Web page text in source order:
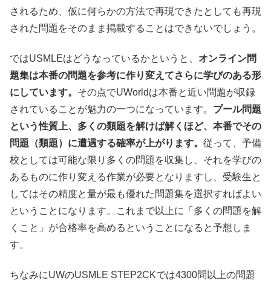
されるため、仮に何らかの方法で再現できたとしても再現
された問題をそのまま掲載することはできないでしょう。
ではUSMLEはどうなっているかというと、 オンライン問
題集は本番の問題を参考に作り変えてさらに学びのある形
にしています。 その点でUWorldは本番と近い問題が収録
されていることが魅力の一つになっています。 プール問題
という性質上、多くの類題を解けば解くほど、本番でその
問題（類題）に遭遇する確率が上がります。 従って、予備
校としては可能な限り多くの問題を収集し、それを学びの
あるものに作り変える作業が必要となりますし、受験生と
してはその精度と量が最も優れた問題集を選択すればよい
ということになります。これまで以上に「多くの問題を解
くこと」が合格率を高めるということになると予想しま
す。
ちなみにUWのUSMLE STEP2CKでは4300問以上の問題